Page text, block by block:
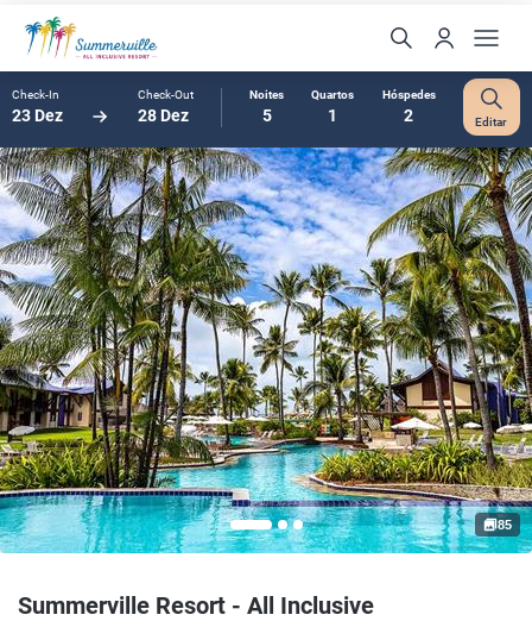
Check-In
23 Dez
Check-Out
28 Dez
Noites
5
Quartos
1
Hóspedes
2 Editar
Summerville Resort - All Inclusive
85